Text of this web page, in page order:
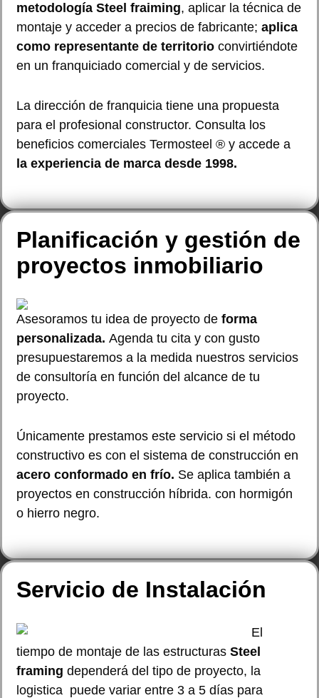
metodología Steel fraiming, aplicar la técnica de
montaje y acceder a precios de fabricante; aplica
como representante de territorio convirtiéndote
en un franquiciado comercial y de servicios.
La dirección de franquicia tiene una propuesta
para el profesional constructor. Consulta los
beneficios comerciales Termosteel ® y accede a
la experiencia de marca desde 1998.
Planificación y gestión de
proyectos inmobiliario
Asesoramos tu idea de proyecto de forma
personalizada. Agenda tu cita y con gusto
presupuestaremos a la medida nuestros servicios
de consultoría en función del alcance de tu
proyecto.
Únicamente prestamos este servicio si el método
constructivo es con el sistema de construcción en
acero conformado en frío. Se aplica también a
proyectos en construcción híbrida. con hormigón
o hierro negro.
Servicio de Instalación
El
tiempo de montaje de las estructuras Steel
framing dependerá del tipo de proyecto, la
logistica puede variar entre 3 a 5 días para